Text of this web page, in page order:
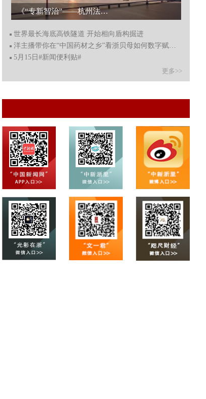
洋主播带你在“中国药材之乡”看浙贝母如何数字赋能助民增收...
世界最长海底高铁隧道 开始相向盾构掘进
洋主播带你在“中国药材之乡”看浙贝母如何数字赋能助民
5月15日#新闻便利贴#
更多>>